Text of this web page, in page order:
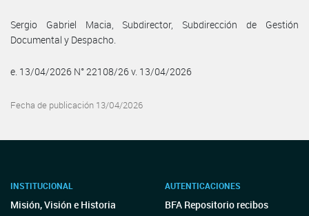
Sergio Gabriel Macia, Subdirector, Subdirección de Gestión
Documental y Despacho.
e. 13/04/2026 N° 22108/26 v. 13/04/2026
Fecha de publicación 13/04/2026
INSTITUCIONAL
Misión, Visión e Historia
AUTENTICACIONES
BFA Repositorio recibos